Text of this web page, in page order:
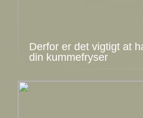
Derfor er det vigtigt at
din kummefryser